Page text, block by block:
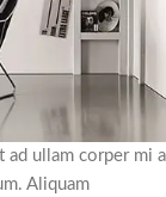
ad ullam corper mi a
Aliquam